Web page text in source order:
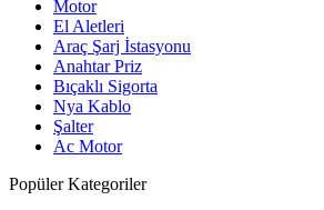
Motor
El Aletleri
Araç Şarj İstasyonu
Anahtar Priz
Bıçaklı Sigorta
Nya Kablo
Şalter
Ac Motor
Popüler Kategoriler